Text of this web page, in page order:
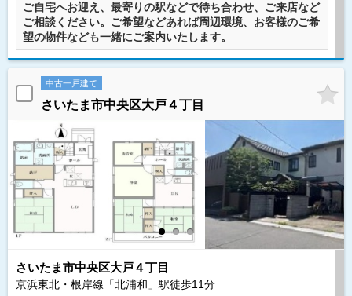
ご自宅へお迎え、最寄りの駅などで待ち合わせ、ご来店など
ご相談ください。ご希望などあれば周辺環境、お客様のご希
望の物件なども一緒にご案内いたします。
中古一戸建て
さいたま市中央区大戸４丁目
さいたま市中央区大戸４丁目
京浜東北・根岸線「北浦和」駅徒歩11分